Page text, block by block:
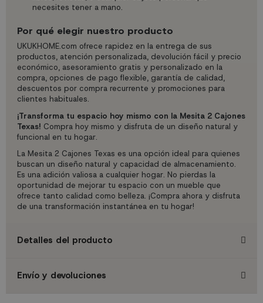
necesites tener a mano.
Por qué elegir nuestro producto
UKUKHOME.com ofrece rapidez en la entrega de sus
productos, atención personalizada, devolución fácil y precio
económico, asesoramiento gratis y personalizado en la
compra, opciones de pago flexible, garantía de calidad,
descuentos por compra recurrente y promociones para
clientes habituales.
¡Transforma tu espacio hoy mismo con la Mesita 2 Cajones
Texas! Compra hoy mismo y disfruta de un diseño natural y
funcional en tu hogar.
La Mesita 2 Cajones Texas es una opción ideal para quienes
buscan un diseño natural y capacidad de almacenamiento.
Es una adición valiosa a cualquier hogar. No pierdas la
oportunidad de mejorar tu espacio con un mueble que
ofrece tanto calidad como belleza. ¡Compra ahora y disfruta
de una transformación instantánea en tu hogar!
Detalles del producto
Envío y devoluciones